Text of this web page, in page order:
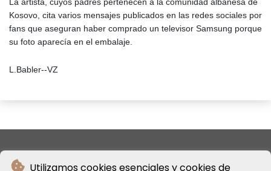
Utilizamos cookies esenciales y cookies de
La artista, cuyos padres pertenecen a la comunidad albanesa de
Kosovo, cita varios mensajes publicados en las redes sociales por
fans que aseguran haber comprado un televisor Samsung porque
su foto aparecía en el embalaje.
L.Babler--VZ